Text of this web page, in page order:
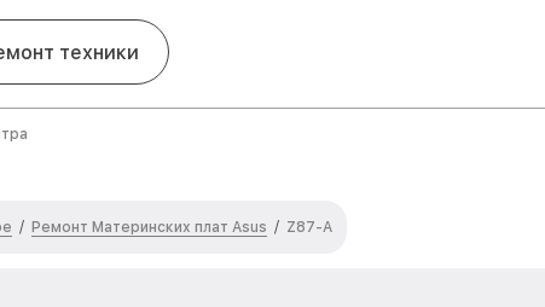
техники
/ Ремонт Материнских плат Asus / Z87-A